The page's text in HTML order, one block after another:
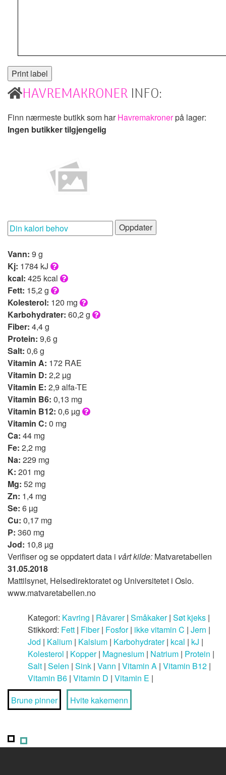
HAVREMAKRONERINFO:
Finn nærmeste butikk som harHavremakronerpå lager:
Ingen butikker tilgjengelig
Oppdater
Vann: 9 g
Kj: 1784 kJ
kcal: 425 kcal
Fett: 15,2 g
Kolesterol: 120 mg
Karbohydrater: 60,2 g
Fiber: 4,4 g
Protein: 9,6 g
Salt: 0,6 g
Vitamin A: 172 RAE
Vitamin D: 2,2 µg
Vitamin E: 2,9 alfa-TE
Vitamin B6: 0,13 mg
Vitamin B12: 0,6 µg
Vitamin C: 0 mg
Ca: 44 mg
Fe: 2,2 mg
Na: 229 mg
K: 201 mg
Mg: 52 mg
Zn: 1,4 mg
Se: 6 µg
Cu: 0,17 mg
P: 360 mg
Jod: 10,8 µg
Verifiser og se oppdatert data i vårt kilde: Matvaretabellen
31.05.2018
Mattilsynet, Helsedirektoratet og Universitetet i Oslo.
www.matvaretabellen.no
Kategori: Kavring | Råvarer| Småkaker| Søt kjeks |
Stikkord: Fett | Fiber| Fosfor| ikke vitamin C | Jern |
Jod | Kalium | Kalsium | Karbohydrater| kcal | kJ |
Kolesterol | Kopper| Magnesium | Natrium | Protein |
Salt | Selen | Sink | Vann | Vitamin A | Vitamin B12 |
Vitamin B6 | Vitamin D | Vitamin E |
Brune pinner
Hvite kakemenn